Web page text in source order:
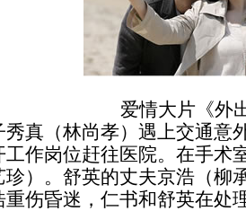
爱情大片《外
（林尚孝）遇上交通意
工作岗位赶往医院。在手术
珍）。舒英的丈夫京浩（柳
重伤昏迷，仁书和舒英在处